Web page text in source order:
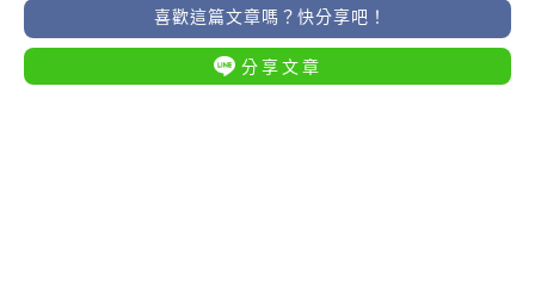
喜歡這篇文章嗎？快分享吧！
分享文章